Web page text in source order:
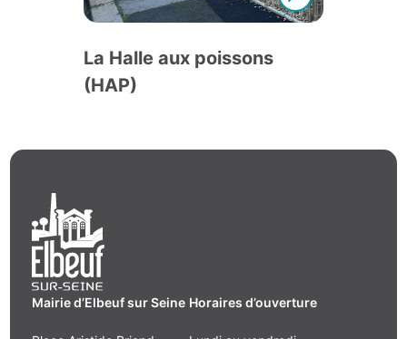
La Halle aux poissons
(HAP)
Mairie d’Elbeuf sur Seine Horaires d’ouverture